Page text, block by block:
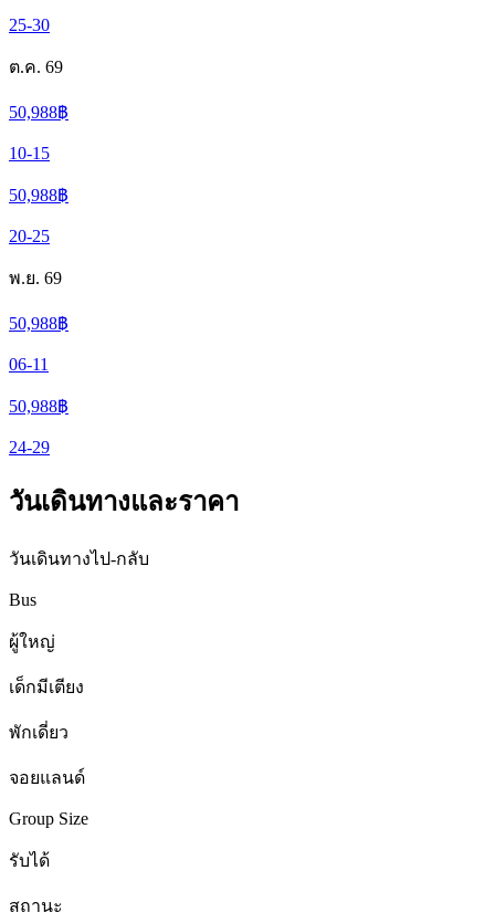
25-30
ต.ค. 69
50,988฿
10-15
50,988฿
20-25
พ.ย. 69
50,988฿
06-11
50,988฿
24-29
วันเดินทางและราคา
วันเดินทางไป-กลับ
Bus
ผู้ใหญ่
เด็กมีเตียง
พักเดี่ยว
จอยแลนด์
Group Size
รับได้
สถานะ